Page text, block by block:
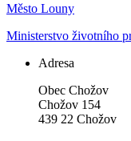
Město Louny
Ministerstvo životního
Adresa
Obec Chožov
Chožov 154
439 22 Chožov